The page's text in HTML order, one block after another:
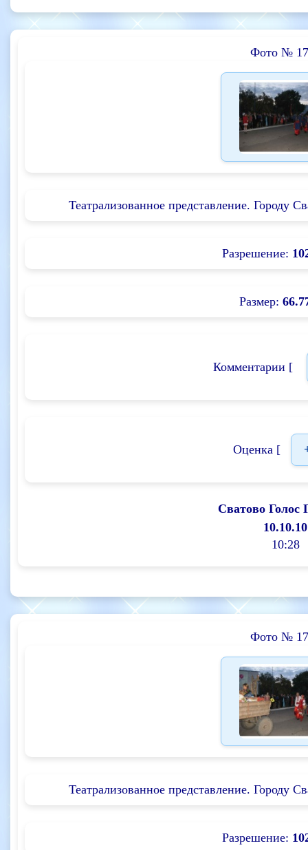
Фото №
Театрализованное представление. Городу
Разрешение:
Размер:
Комментарии [
Оценка [
Сватово Голос
10.10.10
10:28
Фото №
Театрализованное представление. Городу
Разрешение: